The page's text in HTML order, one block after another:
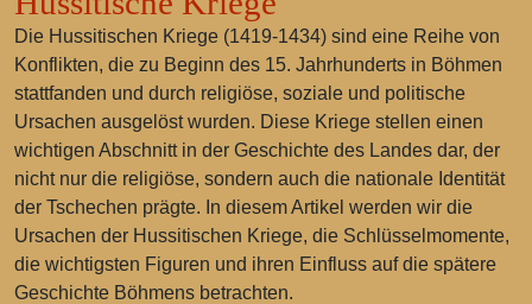
Die Hussitischen Kriege (1419-1434) sind eine Reihe von
Konflikten, die zu Beginn des 15. Jahrhunderts in Böhmen
stattfanden und durch religiöse, soziale und politische
Ursachen ausgelöst wurden. Diese Kriege stellen einen
wichtigen Abschnitt in der Geschichte des Landes dar, der
nicht nur die religiöse, sondern auch die nationale Identität
der Tschechen prägte. In diesem Artikel werden wir die
Ursachen der Hussitischen Kriege, die Schlüsselmomente,
die wichtigsten Figuren und ihren Einfluss auf die spätere
Geschichte Böhmens betrachten.